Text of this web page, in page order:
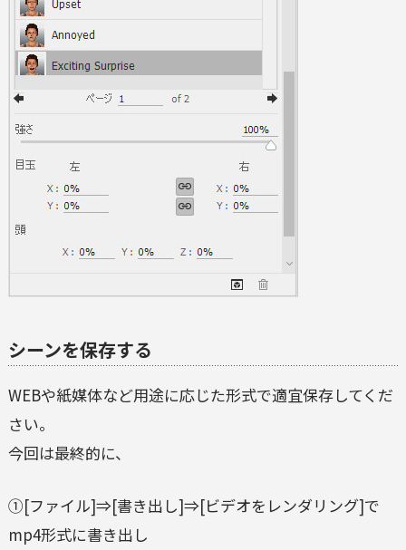
シーンを保存する
WEBや紙媒体など用途に応じた形式で適宜保存してくだ
さい。
今回は最終的に、
①[ファイル]⇒[書き出し]⇒[ビデオをレンダリング]で
mp4形式に書き出し